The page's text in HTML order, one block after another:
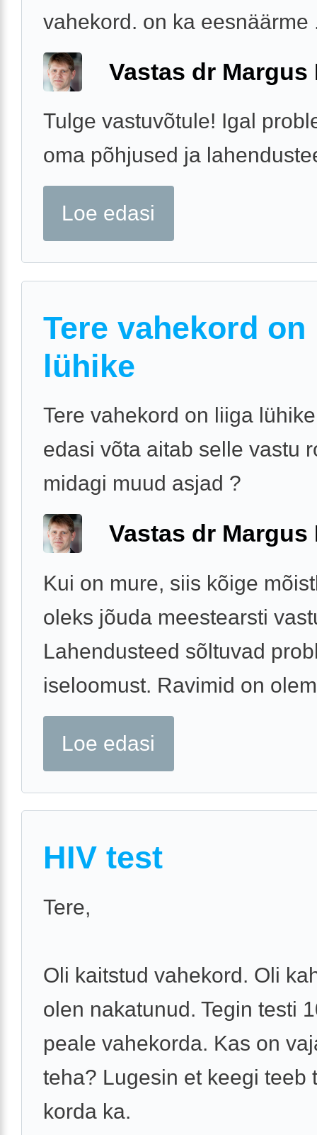
vahekord. on ka eesnäärme
Vastas dr Margus
Tulge vastuvõtule! Igal
oma põhjused ja
Loe edasi
Tere vahekord
lühike
Tere vahekord on liiga
edasi võta aitab selle vastu
midagi muud asjad ?
Vastas dr Margus
Kui on mure, siis kõige
oleks jõuda meestearsti
Lahendusteed sõltuvad
iseloomust. Ravimid on
Loe edasi
HIV test
Tere,
Oli kaitstud vahekord. Oli
olen nakatunud. Tegin testi
peale vahekorda. Kas on
teha? Lugesin et keegi teeb
korda ka.